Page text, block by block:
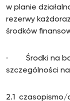
w planie
rezerwy
środków
· Środki na
szczególności
2.1 czasopismo/